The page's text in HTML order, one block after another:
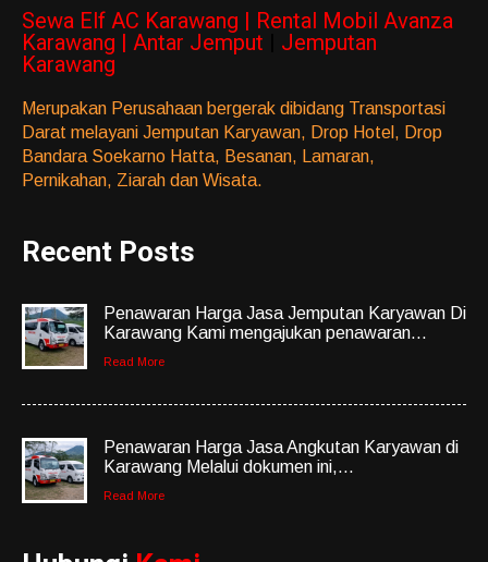
Sewa Elf AC Karawang | Rental Mobil Avanza
Karawang | Antar Jemput
Jemputan
Karawang
Merupakan Perusahaan bergerak dibidang Transportasi
Darat melayani Jemputan Karyawan, Drop Hotel, Drop
Bandara Soekarno Hatta, Besanan, Lamaran,
Pernikahan, Ziarah dan Wisata.
Recent Posts
Penawaran Harga Jasa Jemputan Karyawan Di
Karawang Kami mengajukan penawaran...
Read More
Penawaran Harga Jasa Angkutan Karyawan di
Karawang Melalui dokumen ini,...
Read More